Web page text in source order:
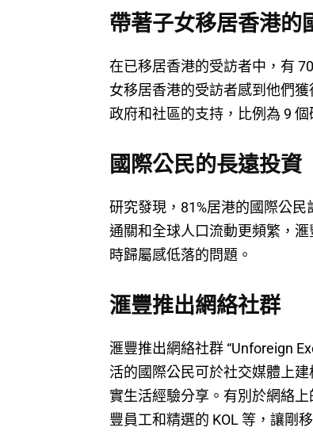
帶著子女移居香港的
在已移居香港的受訪者中，有
女移居香港的受訪者感到他們
政府和社區的支持，比例為 9
國際公民的長遠投資
研究發現，81%居港的國際公
通關和全球人口流動更頻繁，
時歸屬感低落的問題。
滙豐推出網絡社群
滙豐推出網絡社群 “Unforeign
活的國際公民可於社交媒體上
實生活經驗分享。有別於網絡
豐員工和精選的 KOL 等，讓剛